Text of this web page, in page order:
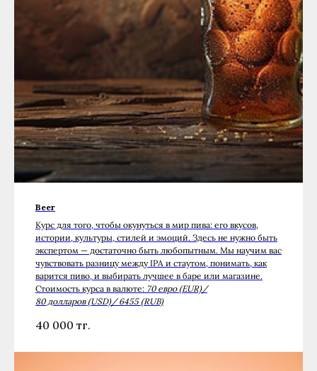
Beer
Курс для того, чтобы окунуться в мир пива: его вкусов,
истории, культуры, стилей и эмоций. Здесь не нужно быть
экспертом — достаточно быть любопытным. Мы научим вас
чувствовать разницу между IPA и стаутом, понимать, как
варится пиво, и выбирать лучшее в баре или магазине.
Стоимость курса в валюте: 70 евро (EUR)/
80 долларов (USD)/ 6455 (RUB)
40 000 тг.